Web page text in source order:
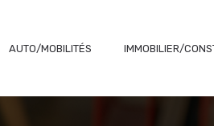
AUTO/MOBILITÉS IMMOBILIER/